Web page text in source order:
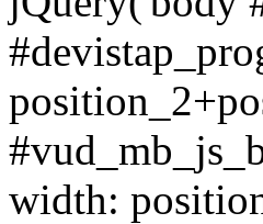
width: